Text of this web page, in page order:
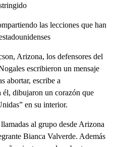
las lecciones que han
Arizona, los defensores del
escribieron un mensaje
abortar, escribe a
él, dibujaron un corazón que
en su interior.
al grupo desde Arizona
Bianca Valverde. Además